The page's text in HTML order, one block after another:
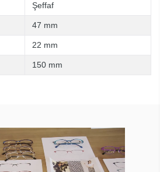
Şeffaf
47 mm
22 mm
150 mm